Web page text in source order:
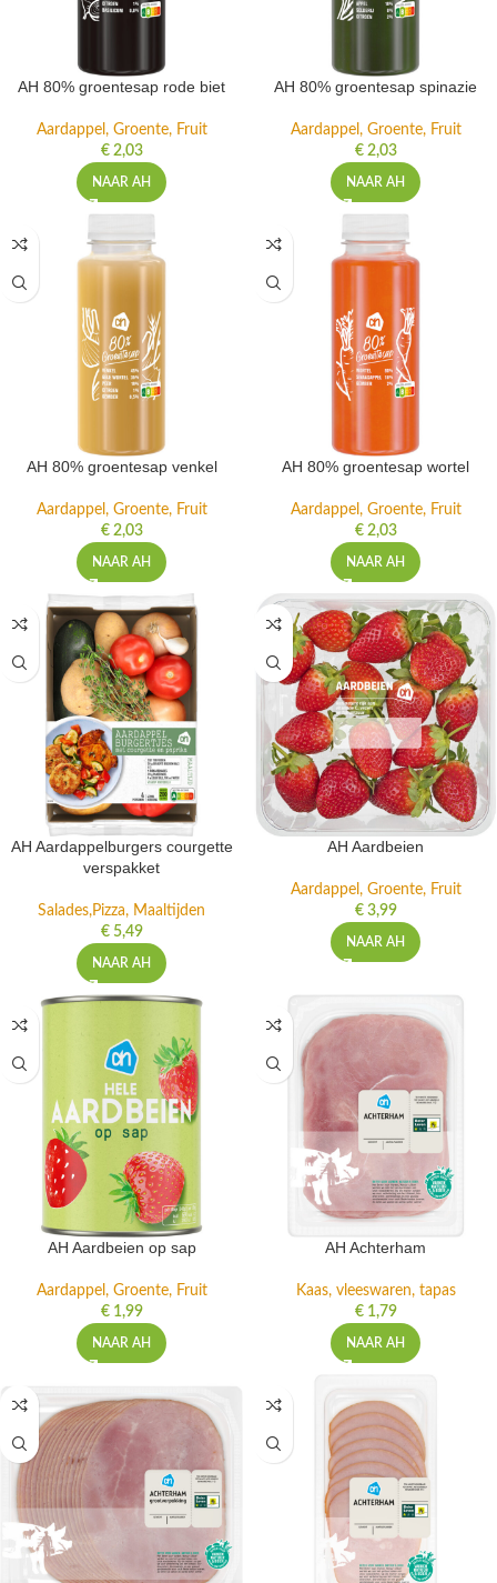
AH 80% groentesap rode biet
Aardappel, Groente, Fruit
€2,03
NAAR AH
AH 80% groentesap spinazie
Aardappel, Groente, Fruit
€2,03
NAAR AH
AH 80% groentesap venkel
Aardappel, Groente, Fruit
€2,03
NAAR AH
AH 80% groentesap wortel
Aardappel, Groente, Fruit
€2,03
NAAR AH
AH Aardappelburgers courgette
verspakket
Salades,Pizza, Maaltijden
€5,49
NAAR AH
AH Aardbeien
Aardappel, Groente, Fruit
€3,99
NAAR AH
AH Aardbeien op sap
Aardappel, Groente, Fruit
€1,99
NAAR AH
AH Achterham
Kaas, vleeswaren, tapas
€1,79
NAAR AH